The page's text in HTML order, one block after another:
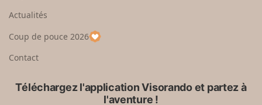
u
p
a
Actualités
Coup de pouce 2026
Contact
Téléchargez l'application Visorando et partez à
l'aventure !